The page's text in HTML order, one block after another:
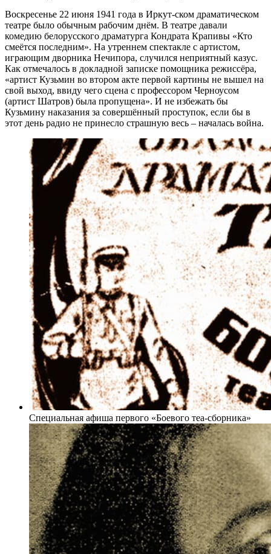
Воскресенье 22 июня 1941 года в Иркут-ском драматическом
театре было обычным рабочим днём. В театре давали
комедию белорусского драматурга Кондрата Крапивы «Кто
смеётся последним». На утреннем спектакле с артистом,
играющим дворника Нечипора, случился неприятный казус.
Как отмечалось в докладной записке помощника режиссёра,
«артист Кузьмин во втором акте первой картины не вышел на
свой выход, ввиду чего сцена с профессором Черноусом
(артист Шатров) была пропущена». И не избежать бы
Кузьмину наказания за совершённый проступок, если бы в
этот день радио не принесло страшную весь – началась война.
Специальная афиша первого «Боевого теа-сборника»